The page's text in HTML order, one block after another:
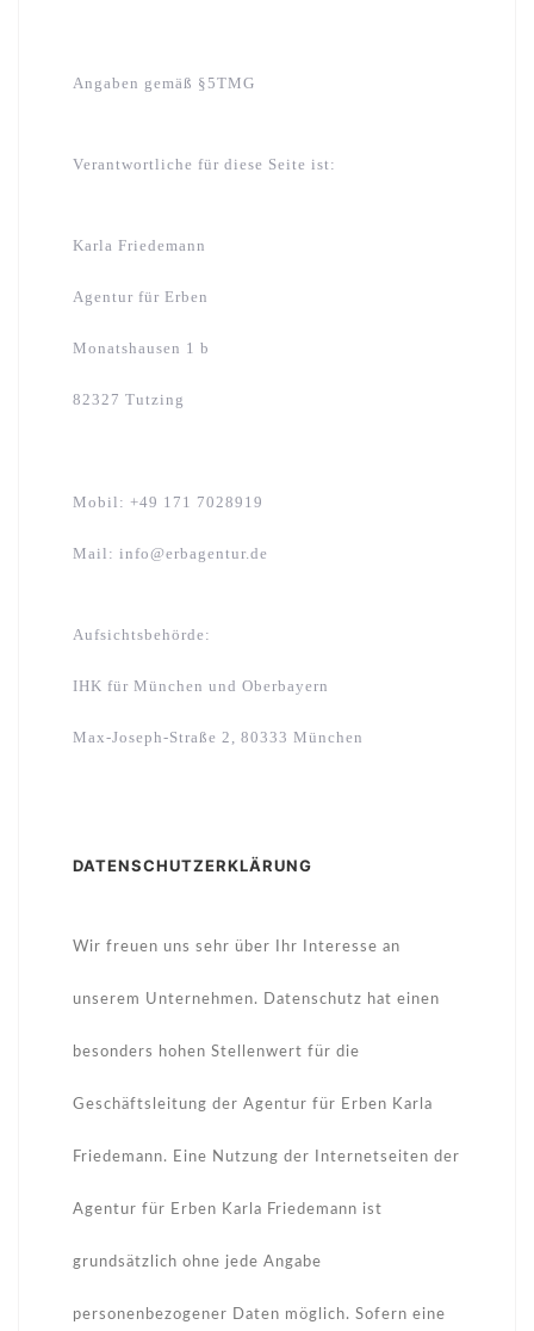
Angaben gemäß §5TMG
Verantwortliche für diese Seite ist:
Karla Friedemann
Agentur für Erben
Monatshausen 1 b
82327 Tutzing
Mobil: +49 171 7028919
Mail: info@erbagentur.de
Aufsichtsbehörde:
IHK für München und Oberbayern
Max-Joseph-Straße 2, 80333 München
DATENSCHUTZERKLÄRUNG
Wir freuen uns sehr über Ihr Interesse an
unserem Unternehmen. Datenschutz hat einen
besonders hohen Stellenwert für die
Geschäftsleitung der Agentur für Erben Karla
Friedemann. Eine Nutzung der Internetseiten der
Agentur für Erben Karla Friedemann ist
grundsätzlich ohne jede Angabe
personenbezogener Daten möglich. Sofern eine